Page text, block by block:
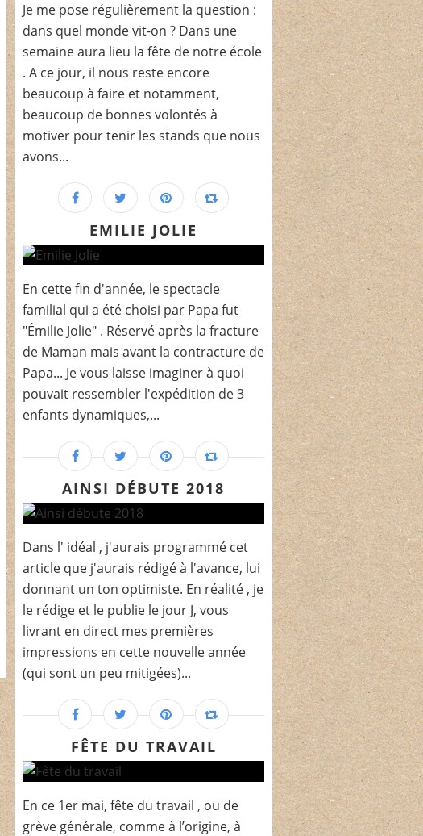
Je me pose régulièrement la question :
dans quel monde vit-on ? Dans une
semaine aura lieu la fête de notre école
. A ce jour, il nous reste encore
beaucoup à faire et notamment,
beaucoup de bonnes volontés à
motiver pour tenir les stands que nous
avons...
EMILIE JOLIE
En cette fin d'année, le spectacle
familial qui a été choisi par Papa fut
"Émilie Jolie" . Réservé après la fracture
de Maman mais avant la contracture de
Papa... Je vous laisse imaginer à quoi
pouvait ressembler l'expédition de 3
enfants dynamiques,...
AINSI DÉBUTE 2018
Dans l' idéal , j'aurais programmé cet
article que j'aurais rédigé à l'avance, lui
donnant un ton optimiste. En réalité , je
le rédige et le publie le jour J, vous
livrant en direct mes premières
impressions en cette nouvelle année
(qui sont un peu mitigées)...
FÊTE DU TRAVAIL
En ce 1er mai, fête du travail , ou de
grève générale, comme à l’origine, à